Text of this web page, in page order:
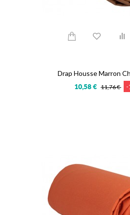
Drap Housse Marron
10,58 € 11,76 € -